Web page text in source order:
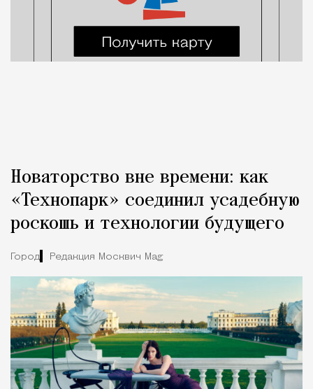
Новаторство вне времени: как
«Технопарк» соединил усадебную
роскошь и технологии будущего
Город Редакция Москвич Mag